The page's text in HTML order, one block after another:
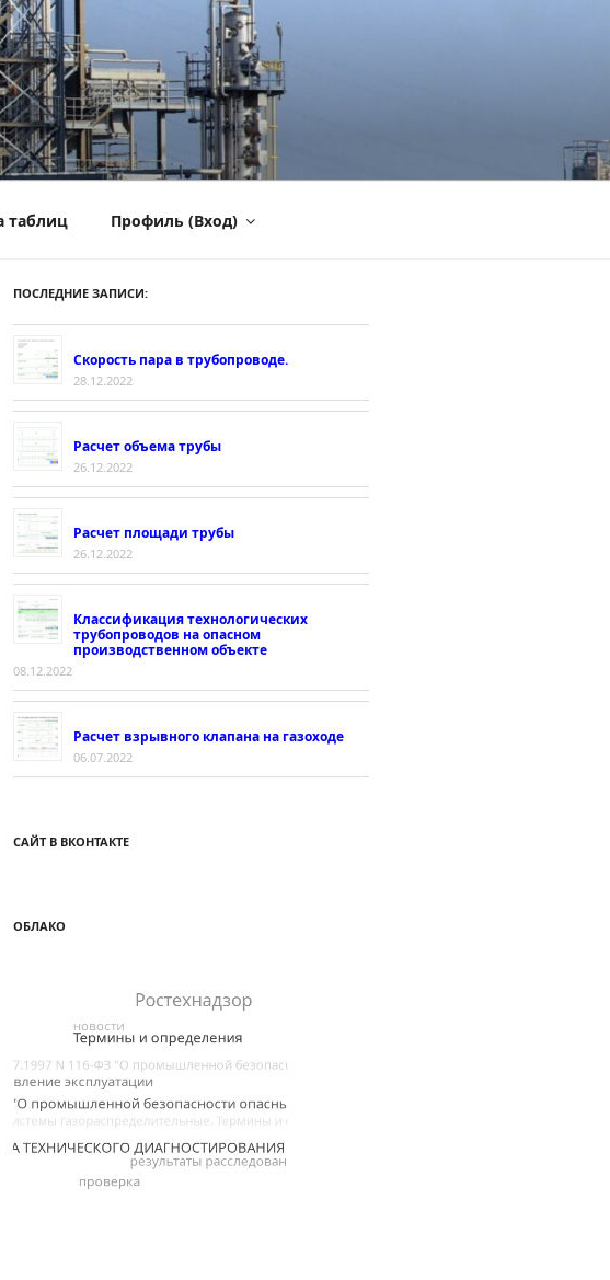
таблиц Профиль (Вход)
ПОСЛЕДНИЕ ЗАПИСИ:
Скорость пара в трубопроводе.
28.12.2022
Расчет объема трубы
26.12.2022
Расчет площади трубы
26.12.2022
Классификация технологических
трубопроводов на опасном
производственном объекте
08.12.2022
Расчет взрывного клапана на газоходе
06.07.2022
САЙТ В ВКОНТАКТЕ
ОБЛАКО